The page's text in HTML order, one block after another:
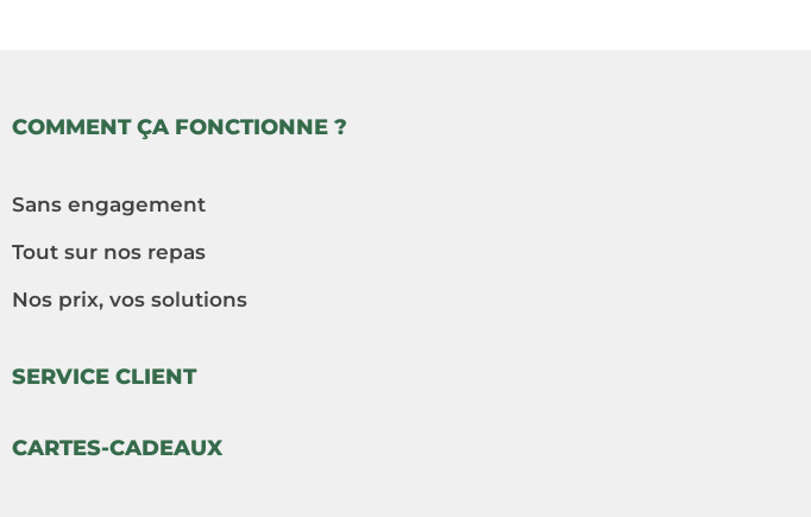
COMMENT ÇA FONCTIONNE ?
Sans engagement
Tout sur nos repas
Nos prix, vos solutions
SERVICE CLIENT
CARTES-CADEAUX